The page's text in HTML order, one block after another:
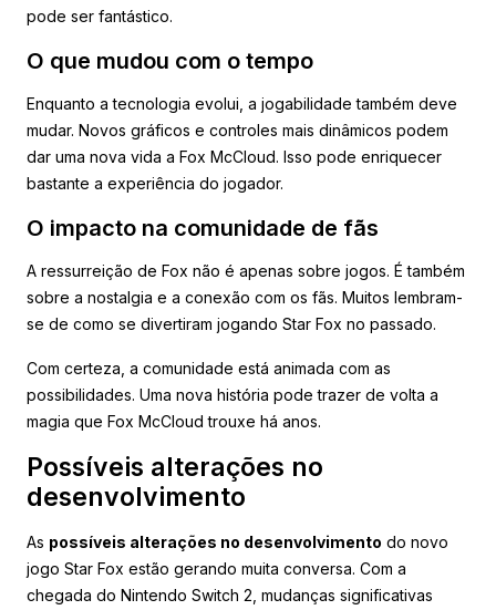
pode ser fantástico.
O que mudou com o tempo
Enquanto a tecnologia evolui, a jogabilidade também deve
mudar. Novos gráficos e controles mais dinâmicos podem
dar uma nova vida a Fox McCloud. Isso pode enriquecer
bastante a experiência do jogador.
O impacto na comunidade de fãs
A ressurreição de Fox não é apenas sobre jogos. É também
sobre a nostalgia e a conexão com os fãs. Muitos lembram-
se de como se divertiram jogando Star Fox no passado.
Com certeza, a comunidade está animada com as
possibilidades. Uma nova história pode trazer de volta a
magia que Fox McCloud trouxe há anos.
Possíveis alterações no
desenvolvimento
As possíveis alterações no desenvolvimento do novo
jogo Star Fox estão gerando muita conversa. Com a
chegada do Nintendo Switch 2, mudanças significativas